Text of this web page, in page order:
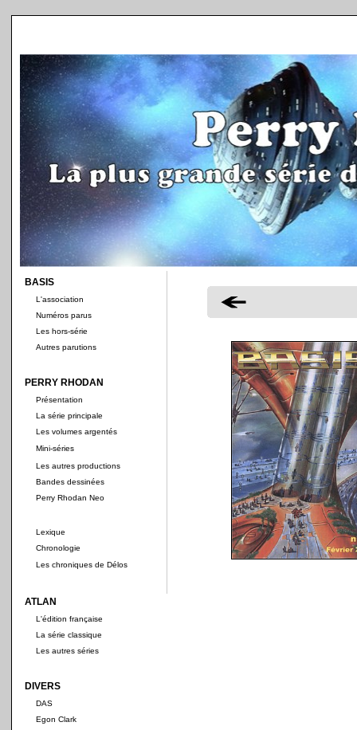
BASIS
L'association
Numéros parus
Les hors-série
Autres parutions
PERRY RHODAN
Présentation
La série principale
Les volumes argentés
Mini-séries
Les autres productions
Bandes dessinées
Perry Rhodan Neo
Lexique
Chronologie
Les chroniques de Délos
ATLAN
L'édition française
La série classique
Les autres séries
DIVERS
DAS
Egon Clark